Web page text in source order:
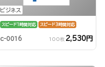
ビジネス
スピード1時間対応 スピード3時間対応
c-0016 100枚 2,530円